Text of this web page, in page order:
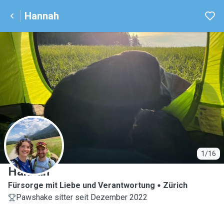
Hannah
1/16
H
Hannah
Fürsorge mit Liebe und Verantwortung
Zürich
Pawshake sitter seit Dezember 2022